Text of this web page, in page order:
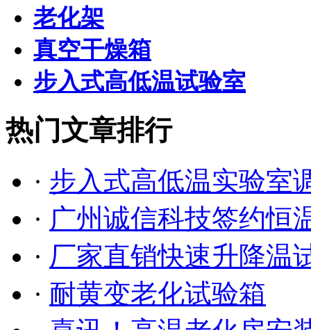
老化架
真空干燥箱
步入式高低温试验室
热门文章排行
· 步入式高低温实验室
· 广州诚信科技签约恒
· 厂家直销快速升降温
· 耐黄变老化试验箱